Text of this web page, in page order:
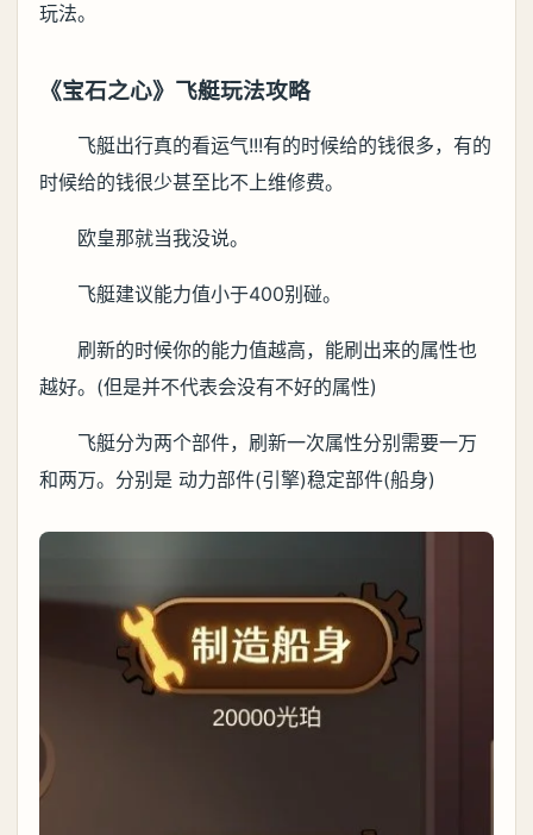
玩法。
《宝石之心》飞艇玩法攻略
飞艇出行真的看运气!!!有的时候给的钱很多，有的
时候给的钱很少甚至比不上维修费。
欧皇那就当我没说。
飞艇建议能力值小于400别碰。
刷新的时候你的能力值越高，能刷出来的属性也
越好。(但是并不代表会没有不好的属性)
飞艇分为两个部件，刷新一次属性分别需要一万
和两万。分别是 动力部件(引擎)稳定部件(船身)